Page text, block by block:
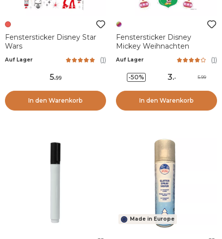
Fenstersticker Disney Star
Wars
Auf Lager (1)
5.99
In den Warenkorb
Fenstersticker Disney
Mickey Weihnachten
Auf Lager (1)
-50% 3.- 5.99
In den Warenkorb
Made in Europe